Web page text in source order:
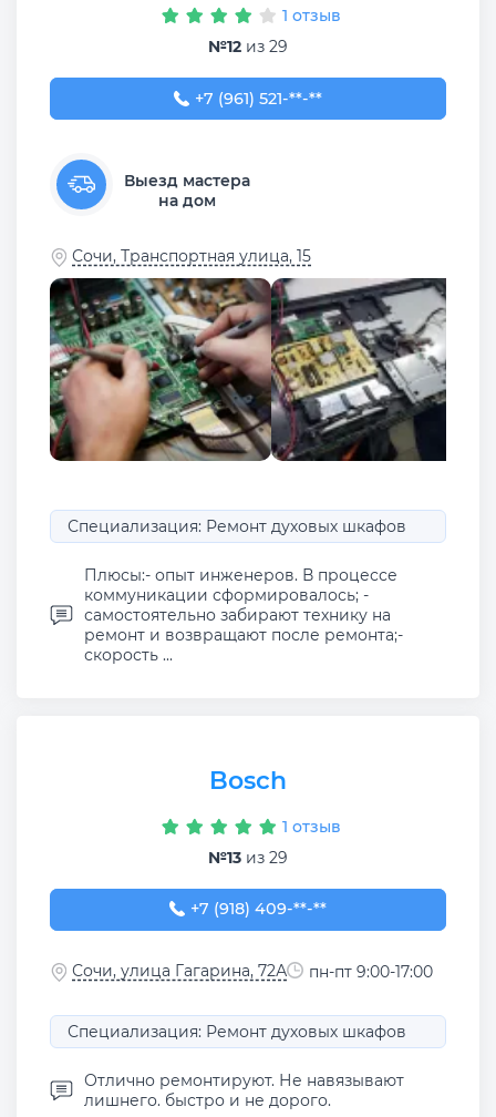
1 отзыв
№12 из 29
+7 (961) 521-50-30
+7 (961) 521-**-**
Выезд мастера
на дом
Сочи, Транспортная улица, 15
Специализация: Ремонт духовых шкафов
Плюсы:- опыт инженеров. В процессе
коммуникации сформировалось; -
самостоятельно забирают технику на
ремонт и возвращают после ремонта;-
скорость ...
Bosch
1 отзыв
№13 из 29
+7 (918) 409-01-18
+7 (918) 409-**-**
Сочи, улица Гагарина, 72А пн-пт 9:00-17:00
Специализация: Ремонт духовых шкафов
Отлично ремонтируют. Не навязывают
лишнего. быстро и не дорого.